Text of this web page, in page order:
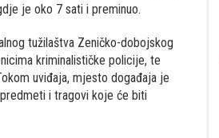
je oko 7 sati i preminuo.
tužilaštva Zeničko-dobojskog
kriminalističke policije, te
uviđaja, mjesto događaja je
i tragovi koje će biti